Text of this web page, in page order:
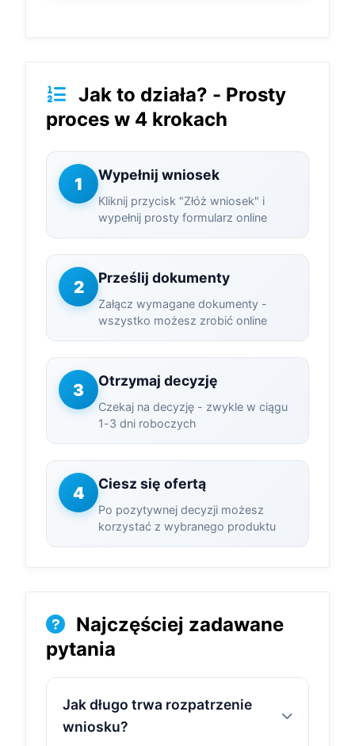
Jak to działa? - Prosty
proces w 4 krokach
1 Wypełnij wniosek
Kliknij przycisk "Złóż wniosek" i
wypełnij prosty formularz online
2 Prześlij dokumenty
Załącz wymagane dokumenty -
wszystko możesz zrobić online
3 Otrzymaj decyzję
Czekaj na decyzję - zwykle w ciągu
1-3 dni roboczych
4 Ciesz się ofertą
Po pozytywnej decyzji możesz
korzystać z wybranego produktu
Najczęściej zadawane
pytania
Jak długo trwa rozpatrzenie
wniosku?